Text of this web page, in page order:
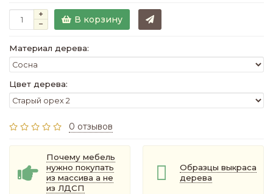
В корзину
Материал дерева:
Цвет дерева:
0 отзывов
Почему мебель
нужно покупать
из массива а не
из ЛДСП
Образцы выкраса
дерева